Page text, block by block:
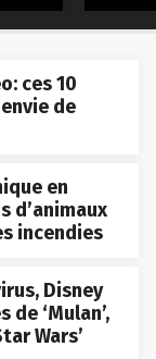
ces 10
de
en
d’animaux
incendies
Disney
‘Mulan’,
Wars’